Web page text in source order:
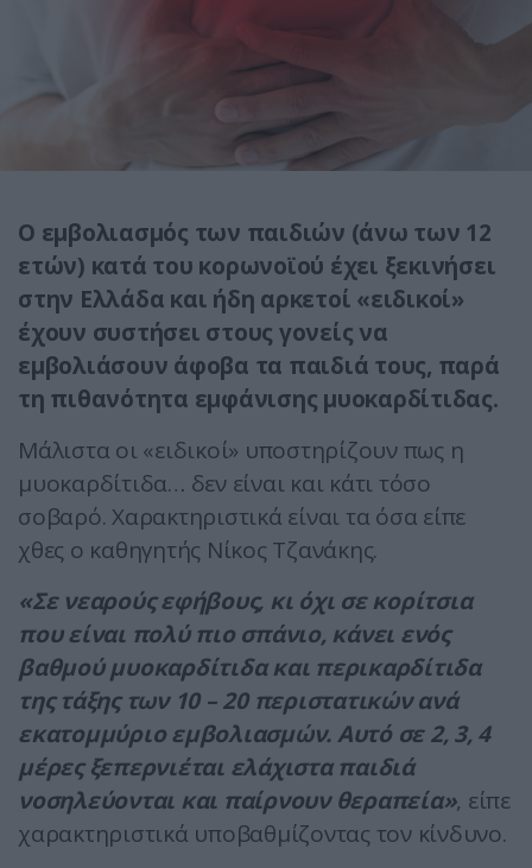
Ο εμβολιασμός των παιδιών (άνω των 12
ετών) κατά του κορωνοϊού έχει ξεκινήσει
στην Ελλάδα και ήδη αρκετοί «ειδικοί»
έχουν συστήσει στους γονείς να
εμβολιάσουν άφοβα τα παιδιά τους, παρά
τη πιθανότητα εμφάνισης μυοκαρδίτιδας.
Μάλιστα οι «ειδικοί» υποστηρίζουν πως η
μυοκαρδίτιδα… δεν είναι και κάτι τόσο
σοβαρό. Χαρακτηριστικά είναι τα όσα είπε
χθες ο καθηγητής Νίκος Τζανάκης.
«Σε νεαρούς εφήβους, κι όχι σε κορίτσια
που είναι πολύ πιο σπάνιο, κάνει ενός
βαθμού μυοκαρδίτιδα και περικαρδίτιδα
της τάξης των 10 – 20 περιστατικών ανά
εκατομμύριο εμβολιασμών. Αυτό σε 2, 3, 4
μέρες ξεπερνιέται ελάχιστα παιδιά
νοσηλεύονται και παίρνουν θεραπεία», είπε
χαρακτηριστικά υποβαθμίζοντας τον κίνδυνο.